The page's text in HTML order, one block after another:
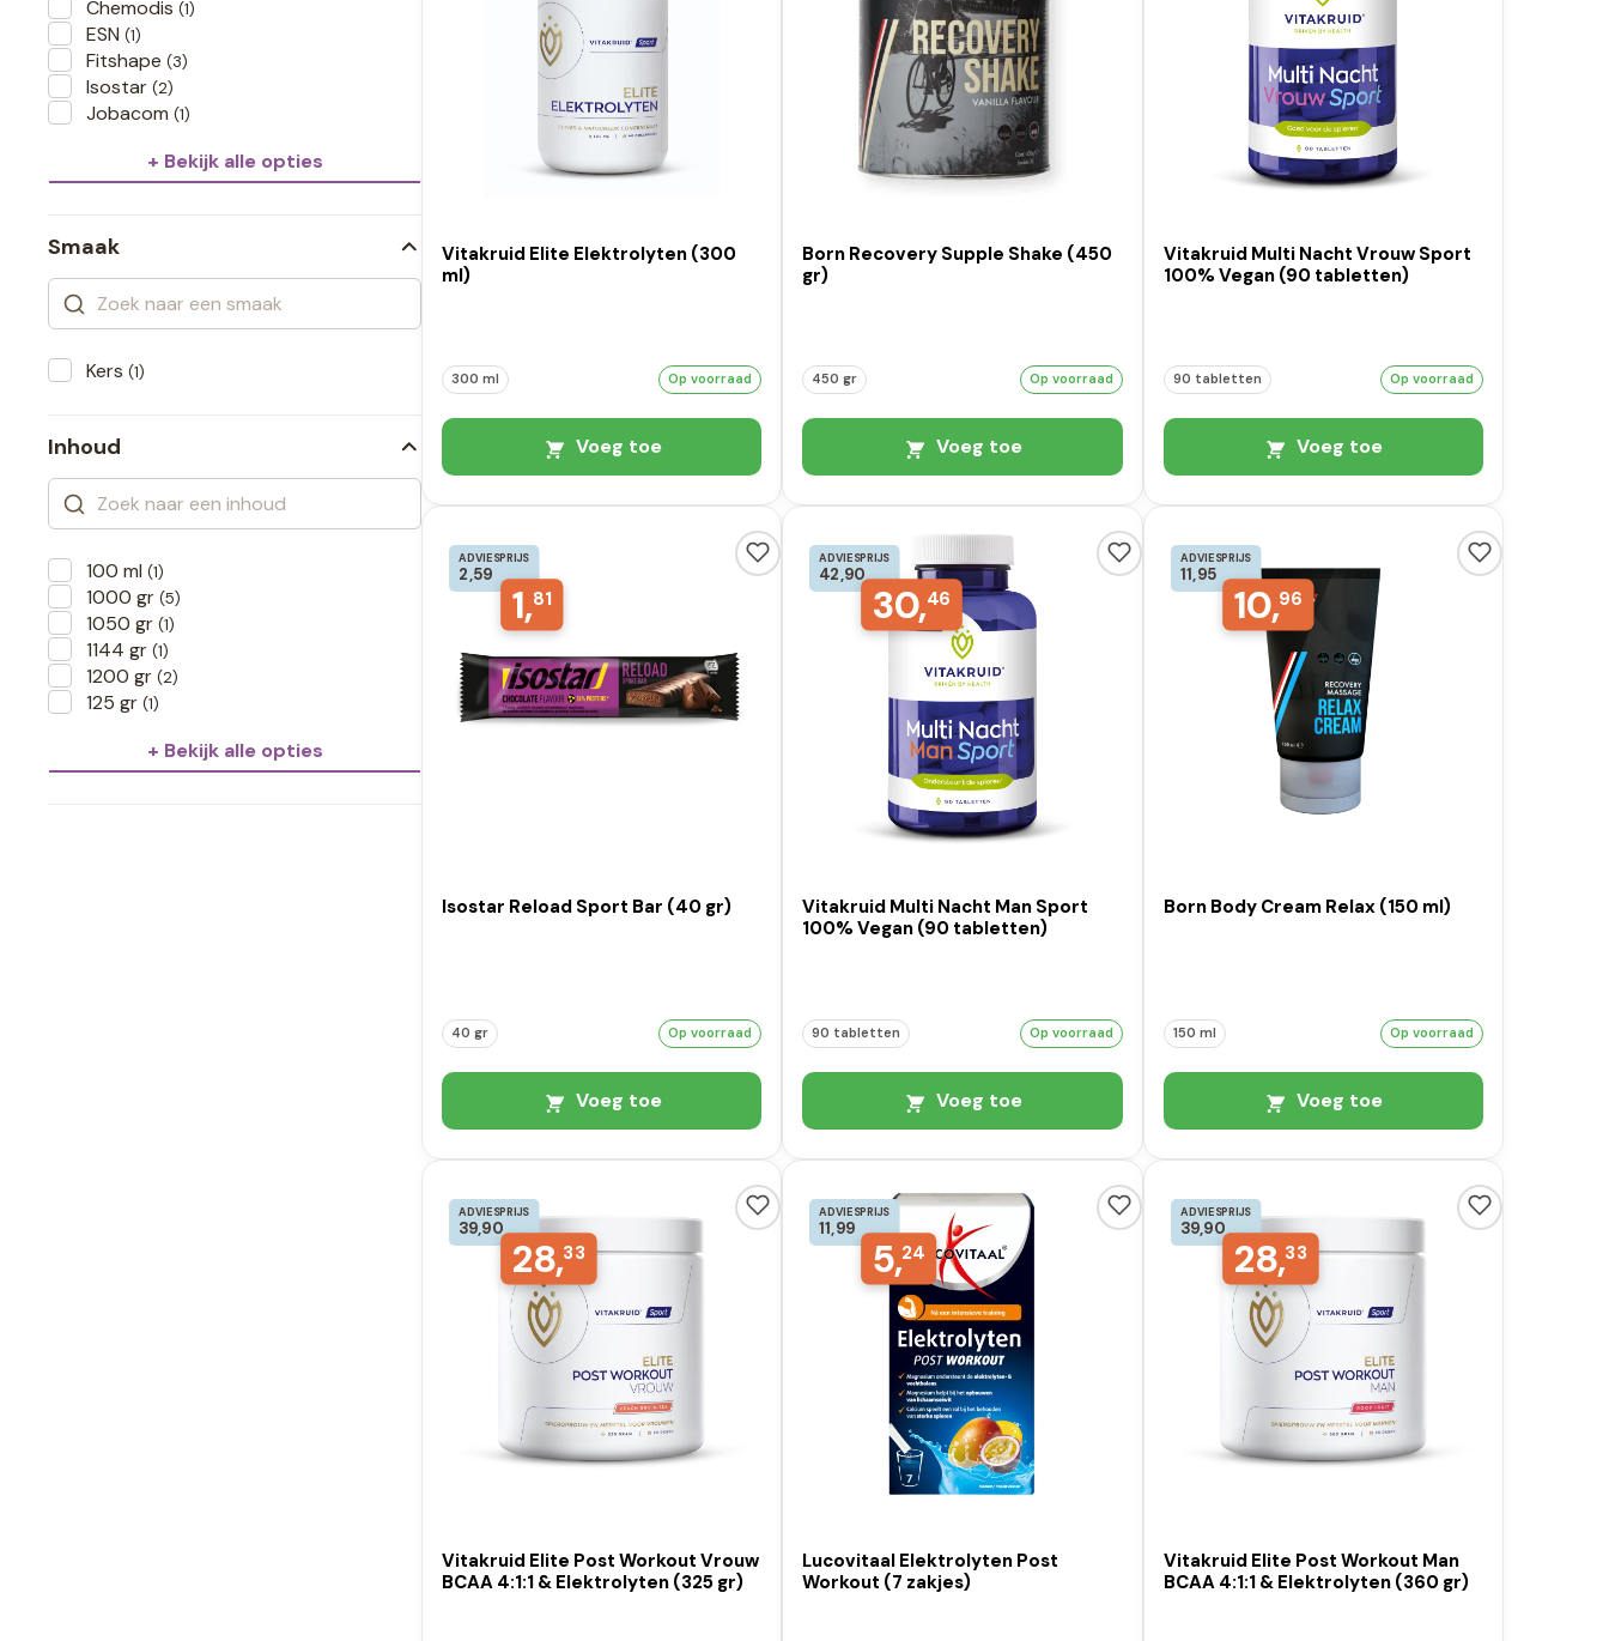
Chemodis (1)
ESN (1)
Fitshape (3)
Isostar (2)
Jobacom (1)
+ Bekijk alle opties
Smaak
Kers (1)
Inhoud
100 ml (1)
1000 gr (5)
1050 gr (1)
1144 gr (1)
1200 gr (2)
125 gr (1)
+ Bekijk alle opties
Vitakruid Elite Elektrolyten (300
ml)
300 ml Op voorraad
Voeg toe
Born Recovery Supple Shake (450
gr)
450 gr Op voorraad
Voeg toe
Vitakruid Multi Nacht Vrouw Sport
100% Vegan (90 tabletten)
90 tabletten Op voorraad
Voeg toe
ADVIESPRIJS
2,59
1,81
Isostar Reload Sport Bar (40 gr)
40 gr Op voorraad
Voeg toe
ADVIESPRIJS
42,90
30,46
Vitakruid Multi Nacht Man Sport
100% Vegan (90 tabletten)
90 tabletten Op voorraad
Voeg toe
ADVIESPRIJS
11,95
10,96
Born Body Cream Relax (150 ml)
150 ml Op voorraad
Voeg toe
ADVIESPRIJS
39,90
28,33
Vitakruid Elite Post Workout Vrouw
BCAA 4:1:1 & Elektrolyten (325 gr)
ADVIESPRIJS
11,99
5,24
Lucovitaal Elektrolyten Post
Workout (7 zakjes)
ADVIESPRIJS
39,90
28,33
Vitakruid Elite Post Workout Man
BCAA 4:1:1 & Elektrolyten (360 gr)